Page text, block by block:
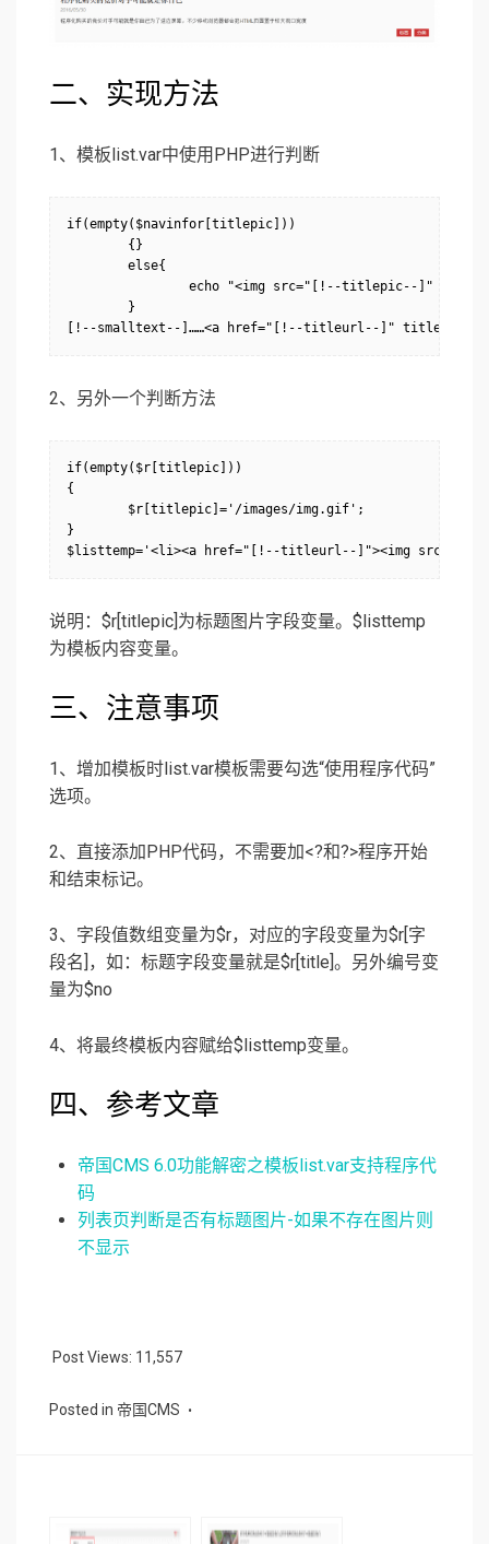
二、实现方法
1、模板list.var中使用PHP进行判断
if(empty($navinfor[titlepic]))
        {}
[!--smalltext--]……<a href="[!--titleurl--]" title="[!--
2、另外一个判断方法
if(empty($r[titlepic]))
{
        $r[titlepic]='/images/img.gif';
}
$listtemp='<li><a href="[!--titleurl--]"><img
说明：$r[titlepic]为标题图片字段变量。$listtemp
为模板内容变量。
三、注意事项
1、增加模板时list.var模板需要勾选“使用程序代码”
选项。
2、直接添加PHP代码，不需要加<?和?>程序开始
和结束标记。
3、字段值数组变量为$r，对应的字段变量为$r[字
段名]，如：标题字段变量就是$r[title]。另外编号变
量为$no
4、将最终模板内容赋给$listtemp变量。
四、参考文章
帝国CMS 6.0功能解密之模板list.var支持程序代
码
列表页判断是否有标题图片-如果不存在图片则
不显示
Post Views: 11,557
Posted in 帝国CMS